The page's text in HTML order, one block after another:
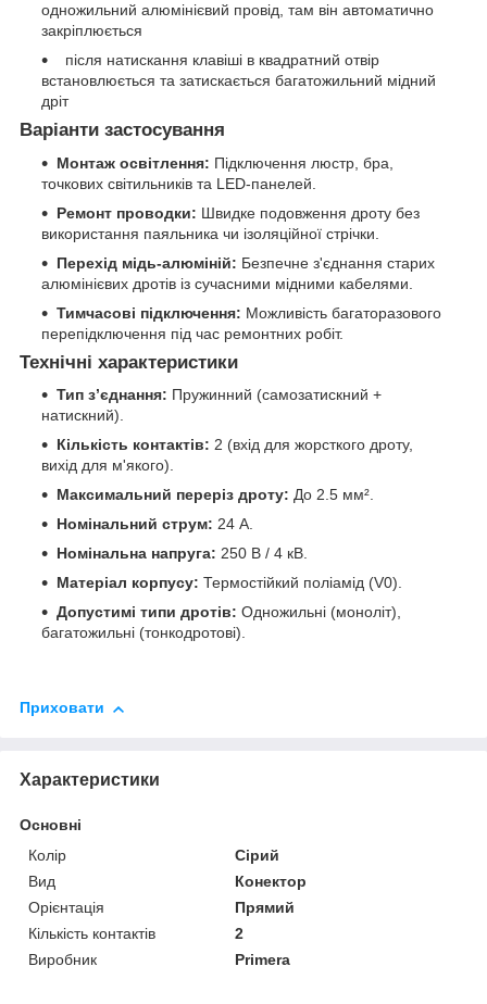
одножильний алюмінієвий провід, там він автоматично
закріплюється
після натискання клавіші в квадратний отвір
встановлюється та затискається багатожильний мідний
дріт
Варіанти застосування
Монтаж освітлення: Підключення люстр, бра,
точкових світильників та LED-панелей.
Ремонт проводки: Швидке подовження дроту без
використання паяльника чи ізоляційної стрічки.
Перехід мідь-алюміній: Безпечне з'єднання старих
алюмінієвих дротів із сучасними мідними кабелями.
Тимчасові підключення: Можливість багаторазового
перепідключення під час ремонтних робіт.
Технічні характеристики
Тип з’єднання: Пружинний (самозатискний +
натискний).
Кількість контактів: 2 (вхід для жорсткого дроту,
вихід для м'якого).
Максимальний переріз дроту: До 2.5 мм².
Номінальний струм: 24 А.
Номінальна напруга: 250 В / 4 кВ.
Матеріал корпусу: Термостійкий поліамід (V0).
Допустимі типи дротів: Одножильні (моноліт),
багатожильні (тонкодротові).
Приховати
Характеристики
Основні
Колір
Сірий
Вид
Конектор
Орієнтація
Прямий
Кількість контактів
2
Виробник
Primera